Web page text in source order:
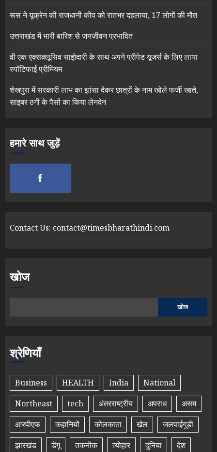
रूस ने यूक्रेन की राजधानी कीव को रातभर दहलाया, 17 लोगों की मौत
उत्तराखंड में भारी बारिश से जनजीवन प्रभावित
वी एक एक्सक्लूसिव साझेदारी के साथ अपने प्रीपेड यूजर्स के लिए लाया
स्पॉटिफाई प्रीमियम
शेखपुरा में सरकारी लाभ का झांसा देकर छात्रों के नाम खोले फर्जी खाते,
साइबर ठगी के पैसों का किया लेनदेन
हमारे साथ जुड़ें
Contact Us: contact@timesbharathindi.com
खोज
खोज
श्रेणियाँ
Business HEALTH India
National
Northeast
tech अंतरराष्ट्रीय अपराध
असम
आरपीएफ
कहानियों कोलकाता खेल
जलपाईगुड़ी
झारखंड
डेंगू तकनीक त्योहार दुनिया देश